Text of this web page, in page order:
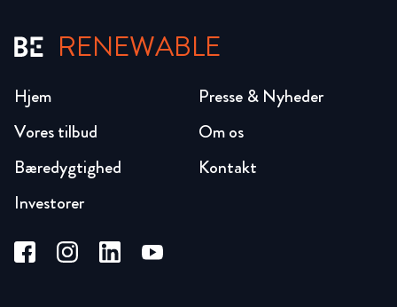
RENEWABLE
Hjem
Vores tilbud
Bæredygtighed
Investorer
Presse & Nyheder
Om os
Kontakt